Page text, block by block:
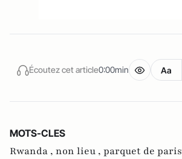
Écoutez cet article0:00min Aa
MOTS-CLES
Rwanda , non lieu , parquet de paris